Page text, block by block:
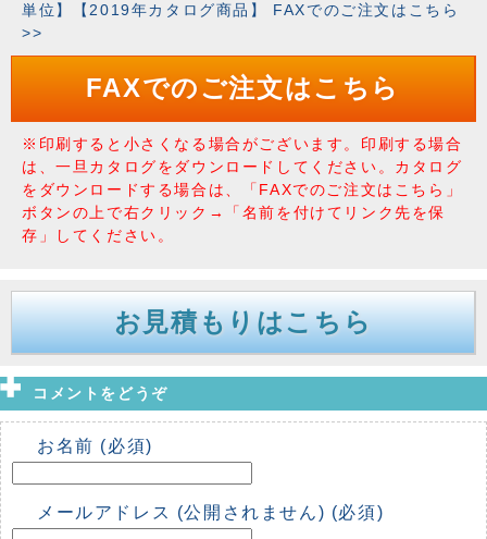
単位】【2019年カタログ商品】 FAXでのご注文はこちら
>>
FAXでのご注文はこちら
※印刷すると小さくなる場合がございます。印刷する場合
は、一旦カタログをダウンロードしてください。カタログ
をダウンロードする場合は、「FAXでのご注文はこちら」
ボタンの上で右クリック→「名前を付けてリンク先を保
存」してください。
お見積もりはこちら
コメントをどうぞ
お名前 (必須)
メールアドレス (公開されません) (必須)